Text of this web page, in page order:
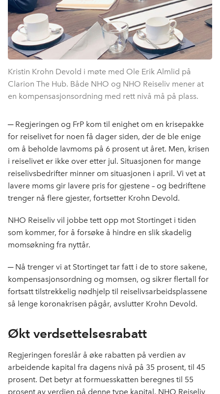
Kristin Krohn Devold i møte med Ole Erik Almlid på
Clarion The Hub. Både NHO og NHO Reiseliv mener at
en kompensasjonsordning med rett nivå må på plass.
─ Regjeringen og FrP kom til enighet om en krisepakke
for reiselivet for noen få dager siden, der de ble enige
om å beholde lavmoms på 6 prosent ut året. Men, krisen
i reiselivet er ikke over etter jul. Situasjonen for mange
reiselivsbedrifter minner om situasjonen i april. Vi vet at
lavere moms gir lavere pris for gjestene – og bedriftene
trenger nå flere gjester, fortsetter Krohn Devold.
NHO Reiseliv vil jobbe tett opp mot Stortinget i tiden
som kommer, for å forsøke å hindre en slik skadelig
momsøkning fra nyttår.
─ Nå trenger vi at Stortinget tar fatt i de to store sakene,
kompensasjonsordning og momsen, og sikrer flertall for
fortsatt tilstrekkelig nødhjelp til reiselivsarbeidsplassene
så lenge koronakrisen pågår, avslutter Krohn Devold.
Økt verdsettelsesrabatt
Regjeringen foreslår å øke rabatten på verdien av
arbeidende kapital fra dagens nivå på 35 prosent, til 45
prosent. Det betyr at formuesskatten beregnes til 55
prosent av verdien på denne type kapital. NHO Reiseliv